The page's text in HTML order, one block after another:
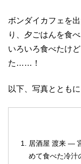
ボンダイカフェを
り、夕ごはんを食べ
いろいろ食べたけ
た……！
以下、写真ととも
居酒屋 渡来 ―
めて食べた冷汁